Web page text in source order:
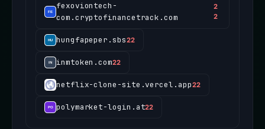
fexoviontech-
com.cryptofinancetrack.com
2
2
hungfapeper.sbs22
inmtoken.com22
netflix-clone-site.vercel.app22
polymarket-login.at22